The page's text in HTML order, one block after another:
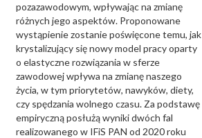
pozazawodowym, wpływając na zmianę
różnych jego aspektów. Proponowane
wystąpienie zostanie poświęcone temu, jak
krystalizujący się nowy model pracy oparty
o elastyczne rozwiązania w sferze
zawodowej wpływa na zmianę naszego
życia, w tym priorytetów, nawyków, diety,
czy spędzania wolnego czasu. Za podstawę
empiryczną posłużą wyniki dwóch fal
realizowanego w IFiS PAN od 2020 roku